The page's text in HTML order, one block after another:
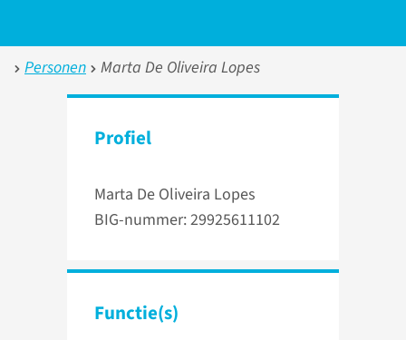
Personen Marta De Oliveira Lopes
Profiel
Marta De Oliveira Lopes
BIG-nummer: 29925611102
Functie(s)